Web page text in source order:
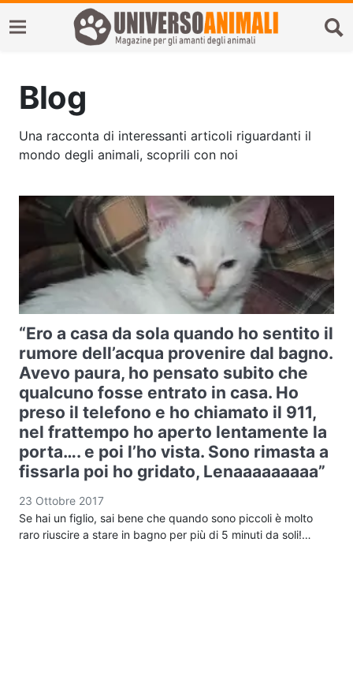
Blog
Una racconta di interessanti articoli riguardanti il
mondo degli animali, scoprili con noi
“Ero a casa da sola quando ho sentito il
rumore dell’acqua provenire dal bagno.
Avevo paura, ho pensato subito che
qualcuno fosse entrato in casa. Ho
preso il telefono e ho chiamato il 911,
nel frattempo ho aperto lentamente la
porta…. e poi l’ho vista. Sono rimasta a
fissarla poi ho gridato, Lenaaaaaaaaa”
23 Ottobre 2017
Se hai un figlio, sai bene che quando sono piccoli è molto
raro riuscire a stare in bagno per più di 5 minuti da soli!…